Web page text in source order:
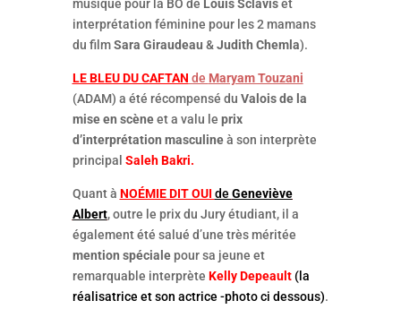
musique pour la BO de Louis Sclaviset
interprétation féminine pour les 2 mamans
du filmSara Giraudeau &Judith Chemla).
LE BLEU DU CAFTAN de Maryam Touzani
(ADAM) a été récompensé du Valois de la
mise en scèneet a valu le prix
d’interprétation masculineà son interprète
principal Saleh Bakri.
Quant à NOÉMIE DIT OUI de Geneviève
Albert, outre le prix du Jury étudiant, il a
également été salué d’une très méritée
mention spécialepour sa jeune et
remarquable interprète Kelly Depeault (la
réalisatrice et son actrice -photo ci dessous).